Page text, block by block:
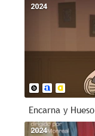
2024
Encarna y Hueso
2024